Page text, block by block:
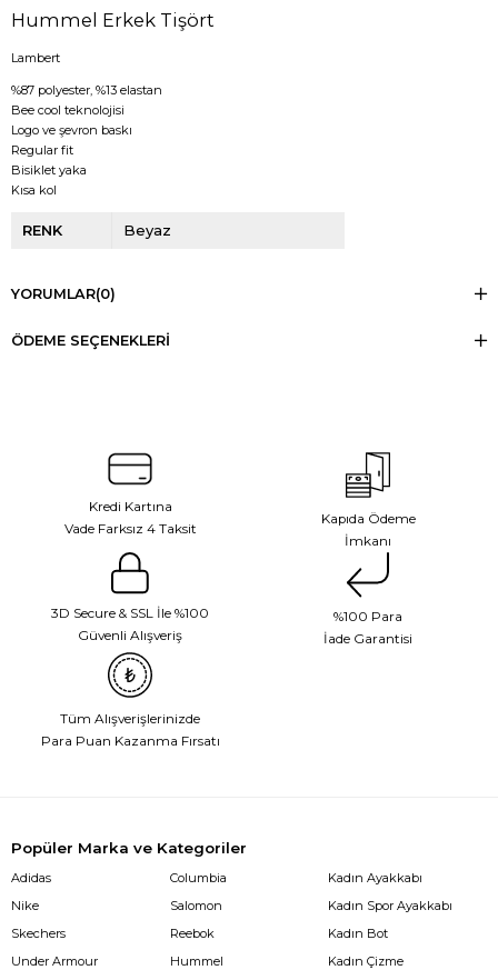
Hummel Erkek Tişört
Lambert
%87 polyester, %13 elastan
Bee cool teknolojisi
Logo ve şevron baskı
Regular fit
Bisiklet yaka
Kısa kol
RENK Beyaz
YORUMLAR(0)
ÖDEME SEÇENEKLERI
Kredi Kartına
Vade Farksız 4 Taksit
Kapıda Ödeme
İmkanı
3D Secure & SSL İle %100
Güvenli Alışveriş
%100 Para
İade Garantisi
Tüm Alışverişlerinizde
Para Puan Kazanma Fırsatı
Popüler Marka ve Kategoriler
Adidas
Nike
Skechers
Under Armour
Columbia
Salomon
Reebok
Hummel
Kadın Ayakkabı
Kadın Spor Ayakkabı
Kadın Bot
Kadın Çizme